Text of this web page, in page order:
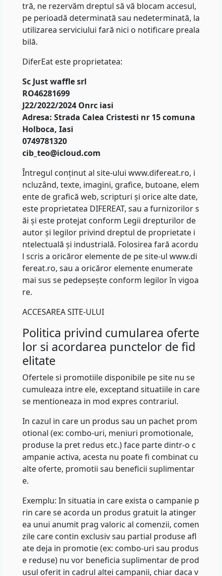
tră, ne rezervăm dreptul să vă blocam accesul,
pe perioadă determinată sau nedeterminată, la
utilizarea serviciului fară nici o notificare preala
bilă.
DiferEat este proprietatea:
Sc Just waffle srl
RO46281699
J22/2022/2024 Onrc iasi
Adresa: Strada Calea Cristesti nr 15 comuna
Holboca, Iasi
0749781320
cib_teo@icloud.com
Întregul conținut al site-ului www.difereat.ro, i
ncluzând, texte, imagini, grafice, butoane, elem
ente de grafică web, scripturi și orice alte date,
este proprietatea DIFEREAT, sau a furnizorilor s
ăi și este protejat conform Legii drepturilor de
autor și legilor privind dreptul de proprietate i
ntelectuală și industrială. Folosirea fară acordu
l scris a oricăror elemente de pe site-ul www.di
fereat.ro, sau a oricăror elemente enumerate
mai sus se pedepsește conform legilor în vigoa
re.
ACCESAREA SITE-ULUI
Politica privind cumularea oferte
lor si acordarea punctelor de fid
elitate
Ofertele si promotiile disponibile pe site nu se
cumuleaza intre ele, exceptand situatiile in care
se mentioneaza in mod expres contrariul.
In cazul in care un produs sau un pachet prom
otional (ex: combo-uri, meniuri promotionale,
produse la pret redus etc.) face parte dintr-o c
ampanie activa, acesta nu poate fi combinat cu
alte oferte, promotii sau beneficii suplimentar
e.
Exemplu: In situatia in care exista o campanie p
rin care se acorda un produs gratuit la atinger
ea unui anumit prag valoric al comenzii, comen
zile care contin exclusiv sau partial produse afl
ate deja in promotie (ex: combo-uri sau produs
e reduse) nu vor beneficia suplimentar de prod
usul oferit in cadrul altei campanii, chiar daca v